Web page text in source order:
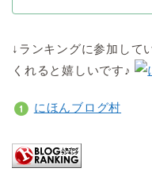
↓ランキングに参加して
くれると嬉しいです♪
にほんブログ村